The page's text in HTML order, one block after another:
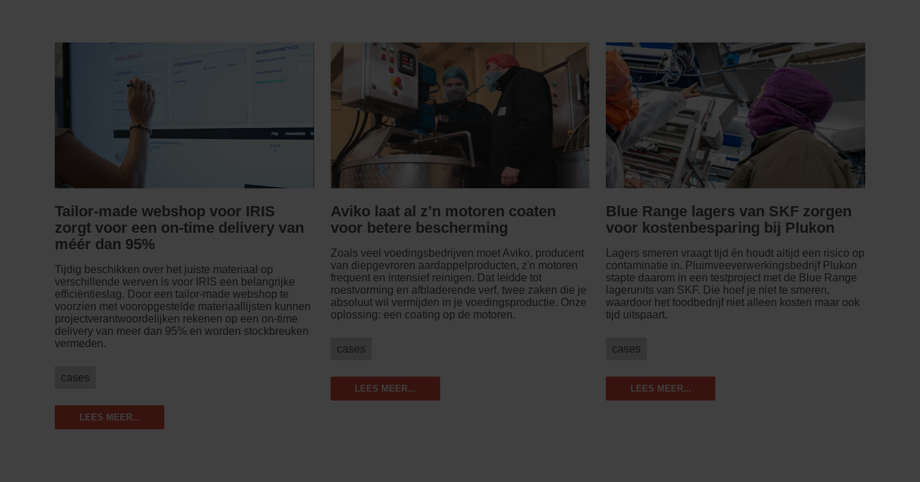
Tailor-made webshop voor IRIS
zorgt voor een on-time delivery van
méér dan 95%
Tijdig beschikken over het juiste materiaal op
verschillende werven is voor IRIS een belangrijke
efficiëntieslag. Door een tailor-made webshop te
voorzien met vooropgestelde materiaallijsten kunnen
projectverantwoordelijken rekenen op een on-time
delivery van meer dan 95% en worden stockbreuken
vermeden.
cases
LEES MEER...
Aviko laat al z’n motoren coaten
voor betere bescherming
Zoals veel voedingsbedrijven moet Aviko, producent
van diepgevroren aardappelproducten, z'n motoren
frequent en intensief reinigen. Dat leidde tot
roestvorming en afbladerende verf, twee zaken die je
absoluut wil vermijden in je voedingsproductie. Onze
oplossing: een coating op de motoren.
cases
LEES MEER...
Blue Range lagers van SKF zorgen
voor kostenbesparing bij Plukon
Lagers smeren vraagt tijd én houdt altijd een risico op
contaminatie in. Pluimveeverwerkingsbedrijf Plukon
stapte daarom in een testproject met de Blue Range
lagerunits van SKF. Die hoef je niet te smeren,
waardoor het foodbedrijf niet alleen kosten maar ook
tijd uitspaart.
cases
LEES MEER...